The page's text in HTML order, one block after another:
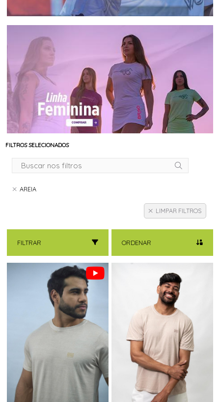
FILTROS SELECIONADOS
AREIA
LIMPAR FILTROS
FILTRAR ORDENAR